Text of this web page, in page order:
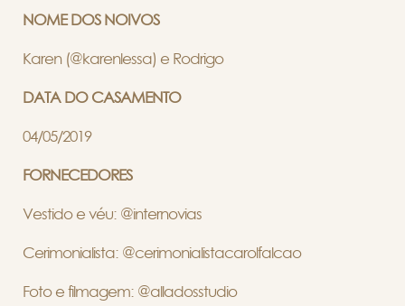
NOME DOS NOIVOS
Karen (@karenlessa) e Rodrigo
DATA DO CASAMENTO
04/05/2019
FORNECEDORES
Vestido e véu: @internovias
Cerimonialista: @cerimonialistacarolfalcao
Foto e filmagem: @alladosstudio